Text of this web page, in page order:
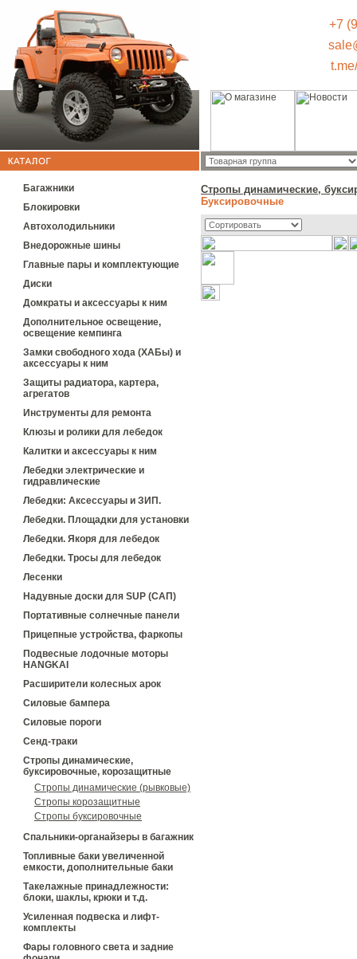
+7
Багажники
Блокировки
Автохолодильники
Внедорожные шины
Главные пары и комплектующие
Диски
Домкраты и аксессуары к ним
Дополнительное освещение,
освещение кемпинга
Замки свободного хода (ХАБы) и
аксессуары к ним
Защиты радиатора, картера,
агрегатов
Инструменты для ремонта
Клюзы и ролики для лебедок
Калитки и аксессуары к ним
Лебедки электрические и
гидравлические
Лебедки: Аксессуары и ЗИП.
Лебедки. Площадки для установки
Лебедки. Якоря для лебедок
Лебедки. Тросы для лебедок
Лесенки
Надувные доски для SUP (САП)
Портативные солнечные панели
Прицепные устройства, фаркопы
Подвесные лодочные моторы
HANGKAI
Расширители колесных арок
Силовые бампера
Силовые пороги
Сенд-траки
Стропы динамические,
буксировочные, корозащитные
Стропы динамические (рывковые)
Стропы корозащитные
Стропы буксировочные
Спальники-органайзеры в багажник
Топливные баки увеличенной
емкости, дополнительные баки
Такелажные принадлежности:
блоки, шаклы, крюки и т.д.
Усиленная подвеска и лифт-
комплекты
Фары головного света и задние
Стропы динамические,
Буксировочные